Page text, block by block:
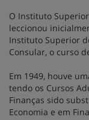
O Instituto
leccionou
Instituto Superior
Consular, o curso
Em 1949, houve
tendo os Cursos
Finanças sido
Economia e em